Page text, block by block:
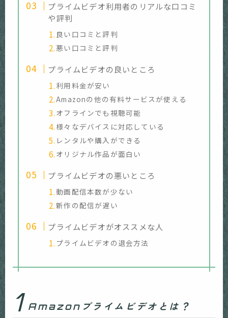
プライムビデオ利用者のリアルな口コミ
や評判
良い口コミと評判
悪い口コミと評判
プライムビデオの良いところ
利用料金が安い
Amazonの他の有料サービスが使える
オフラインでも視聴可能
様々なデバイスに対応している
レンタルや購入ができる
オリジナル作品が面白い
プライムビデオの悪いところ
動画配信本数が少ない
新作の配信が遅い
プライムビデオがオススメな人
プライムビデオの退会方法
1 Amazonプライムビデオとは？